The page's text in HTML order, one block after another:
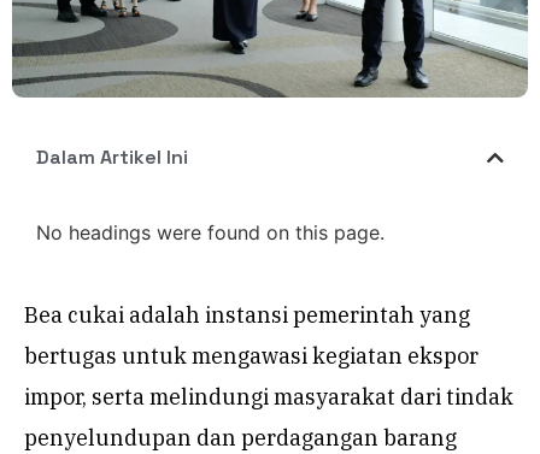
Dalam Artikel Ini
No headings were found on this page.
Bea cukai adalah instansi pemerintah yang
bertugas untuk mengawasi kegiatan ekspor
impor, serta melindungi masyarakat dari tindak
penyelundupan dan perdagangan barang